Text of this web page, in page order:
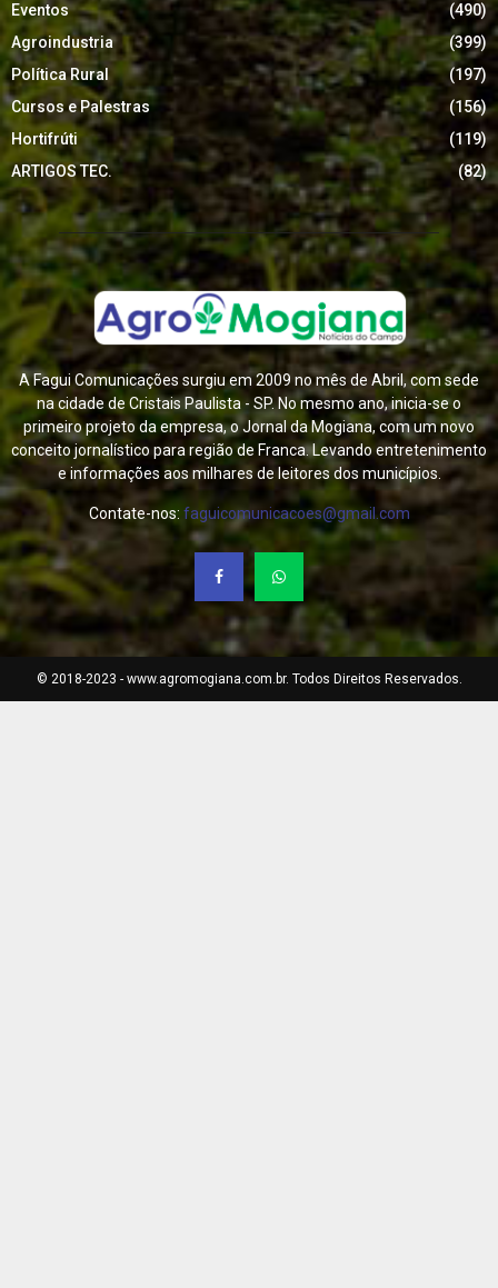
Eventos
(490)
Agroindustria
(399)
Política Rural
(197)
Cursos e Palestras
(156)
Hortifrúti
(119)
ARTIGOS TEC.
(82)
A Fagui Comunicações surgiu em 2009 no mês de Abril, com sede
na cidade de Cristais Paulista - SP. No mesmo ano, inicia-se o
primeiro projeto da empresa, o Jornal da Mogiana, com um novo
conceito jornalístico para região de Franca. Levando entretenimento
e informações aos milhares de leitores dos municípios.
Contate-nos: faguicomunicacoes@gmail.com
© 2018-2023 - www.agromogiana.com.br. Todos Direitos Reservados.